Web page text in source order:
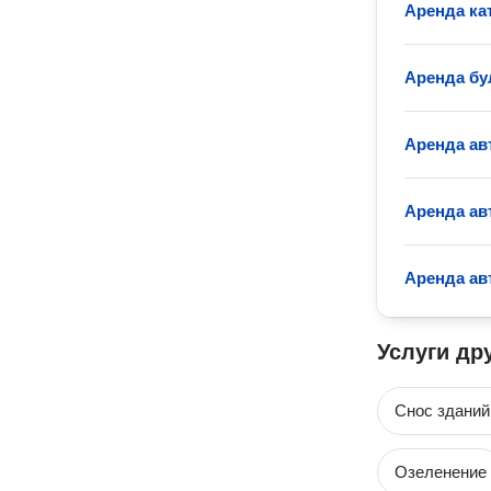
Аренда
Аренда
Аренда
Аренда
Аренда
Услуги
Снос
Озеленение